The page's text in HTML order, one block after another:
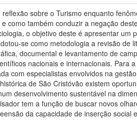
sobre o Turismo enquanto
como também conduzir a negação
o objetivo deste é apresentar um
se como metodologia a revisão
documental e levantamento de
nacionais e internacionais. Para
com especialistas envolvidos na
de São Cristóvão existem
desenvolvimento sustentável na
tem a função de buscar novos
da capacidade de inserção